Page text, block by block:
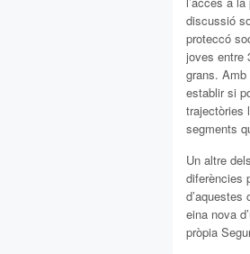
discussió
proteccó
joves entre
grans.
establir si
trajectòries
segments
Un altre
diferències
eina nova
pròpia